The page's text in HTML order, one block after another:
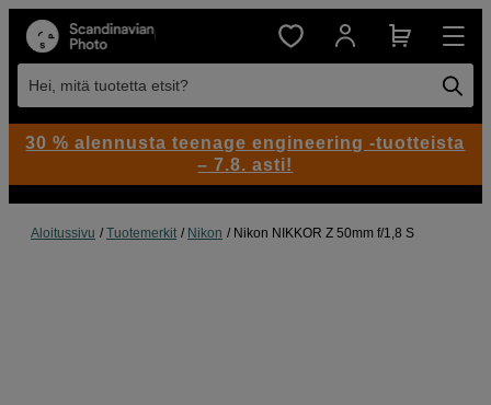
Hei, mitä tuotetta etsit?
Aloitussivu Tuotemerkit Nikon Nikon NIKKOR Z 50mm f/1,8 S
30 % alennusta teenage engineering -tuotteista
– 7.8. asti!